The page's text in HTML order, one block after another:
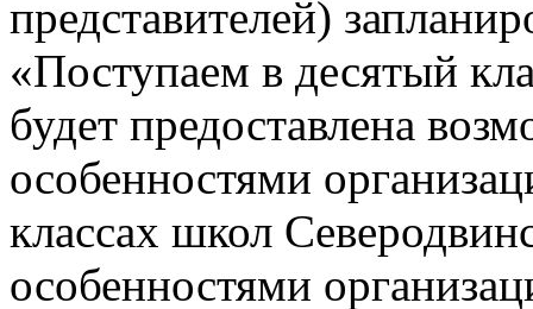
представителей)
«Поступаем в десятый
будет предоставлена
особенностями
классах школ
особенностями